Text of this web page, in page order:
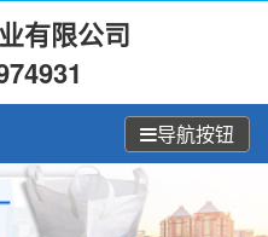
有限公司
导航按钮